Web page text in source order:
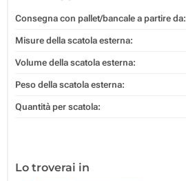
Consegna con pallet/bancale a partire da:
Misure della scatola esterna:
Volume della scatola esterna:
Peso della scatola esterna:
Quantità per scatola:
Lo troverai in